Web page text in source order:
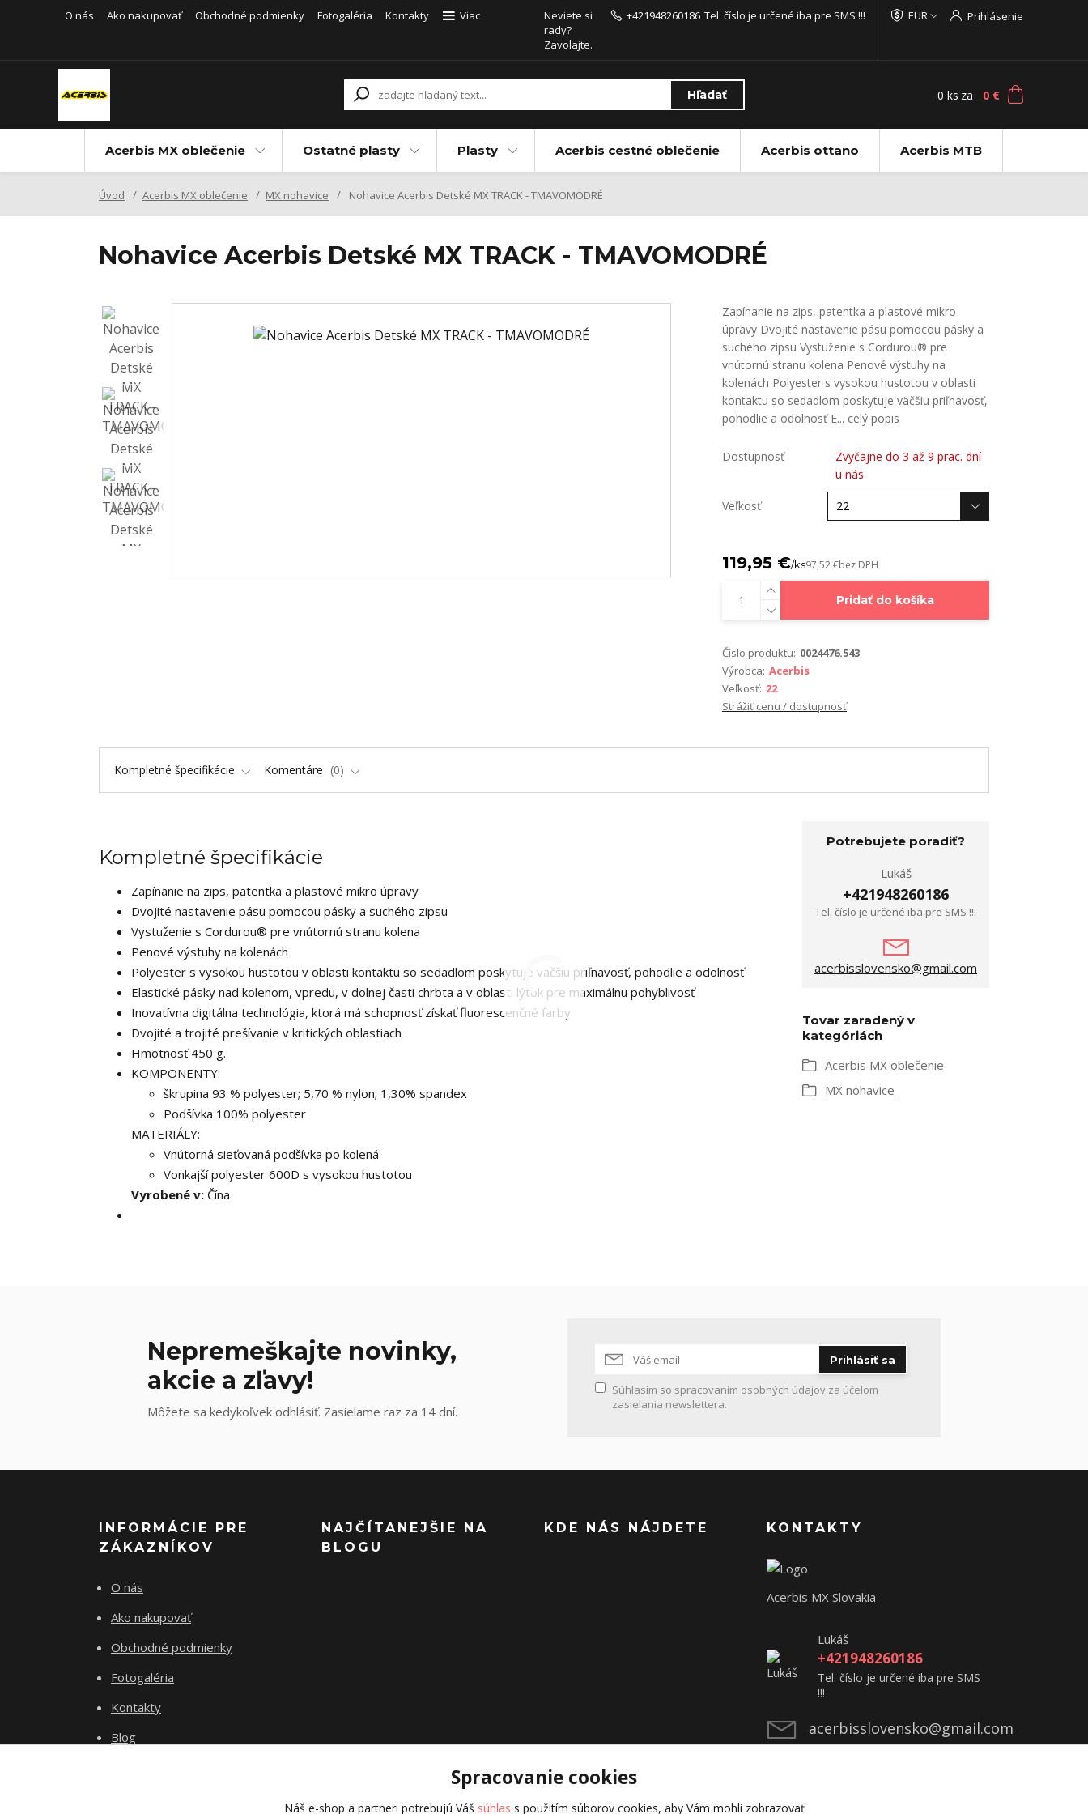
O nás Ako nakupovať Obchodné podmienky Fotogaléria Kontakty Viac EUR Prihlásenie
Hľadať
Neviete si
rady?
Zavolajte.
+421948260186 Tel. číslo je určené iba pre SMS !!!
0 ks za 0 €
Acerbis MX oblečenie Ostatné plasty Plasty Acerbis cestné oblečenie Acerbis ottano Acerbis MTB
Úvod Acerbis MX oblečenie MX nohavice Nohavice Acerbis Detské MX TRACK - TMAVOMODRÉ
Nohavice Acerbis Detské MX TRACK - TMAVOMODRÉ
Zapínanie na zips, patentka a plastové mikro
úpravy Dvojité nastavenie pásu pomocou pásky a
suchého zipsu Vystuženie s Cordurou® pre
vnútornú stranu kolena Penové výstuhy na
kolenách Polyester s vysokou hustotou v oblasti
kontaktu so sedadlom poskytuje väčšiu priľnavosť,
pohodlie a odolnosť E... celý popis
Dostupnosť
Zvyčajne do 3 až 9 prac. dní
u nás
Veľkosť
119,95 €/ks97,52 €bez DPH
Pridať do košíka
Číslo produktu: 0024476.543
Výrobca: Acerbis
Veľkosť: 22
Strážiť cenu / dostupnosť
Kompletné špecifikácie Komentáre 0
Kompletné špecifikácie
Zapínanie na zips, patentka a plastové mikro úpravy
Dvojité nastavenie pásu pomocou pásky a suchého zipsu
Vystuženie s Cordurou® pre vnútornú stranu kolena
Penové výstuhy na kolenách
Polyester s vysokou hustotou v oblasti kontaktu so sedadlom poskytuje väčšiu priľnavosť, pohodlie a odolnosť
Elastické pásky nad kolenom, vpredu, v dolnej časti chrbta a v oblasti lýtok pre maximálnu pohyblivosť
Inovatívna digitálna technológia, ktorá má schopnosť získať fluorescenčné farby
Dvojité a trojité prešívanie v kritických oblastiach
Hmotnosť 450 g.
KOMPONENTY:
škrupina 93 % polyester; 5,70 % nylon; 1,30% spandex
Podšívka 100% polyester
MATERIÁLY:
Vnútorná sieťovaná podšívka po kolená
Vonkajší polyester 600D s vysokou hustotou
Vyrobené v: Čína
Potrebujete poradiť?
Lukáš
+421948260186
Tel. číslo je určené iba pre SMS !!!
acerbisslovensko@gmail.com
Tovar zaradený v
kategóriách
Acerbis MX oblečenie
MX nohavice
Nepremeškajte novinky,
akcie a zľavy!
Môžete sa kedykoľvek odhlásiť. Zasielame raz za 14 dní.
Prihlásiť sa
Súhlasím so spracovaním osobných údajov za účelom
zasielania newslettera.
INFORMÁCIE PRE
ZÁKAZNÍKOV
O nás
Ako nakupovať
Obchodné podmienky
Fotogaléria
Kontakty
Blog
NAJČÍTANEJŠIE NA
BLOGU
KDE NÁS NÁJDETE KONTAKTY
Acerbis MX Slovakia
Lukáš
+421948260186
Tel. číslo je určené iba pre SMS
!!!
acerbisslovensko@gmail.com
Spracovanie cookies
Náš e-shop a partneri potrebujú Váš súhlas s použitím súborov cookies, aby Vám mohli zobrazovať